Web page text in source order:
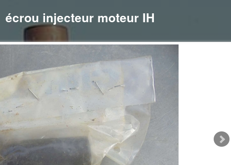
écrou injecteur moteur IH